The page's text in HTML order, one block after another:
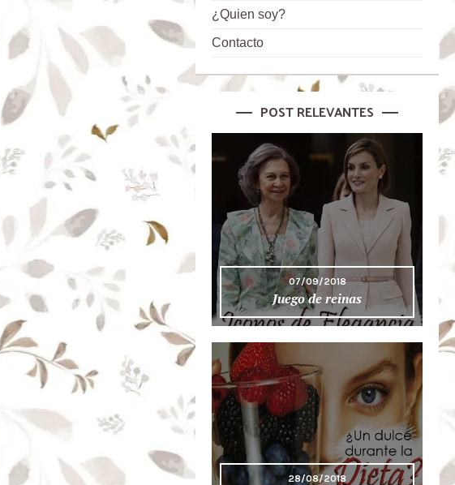
¿Quien soy?
Contacto
POST RELEVANTES
07/09/2018
Juego de reinas
28/08/2018